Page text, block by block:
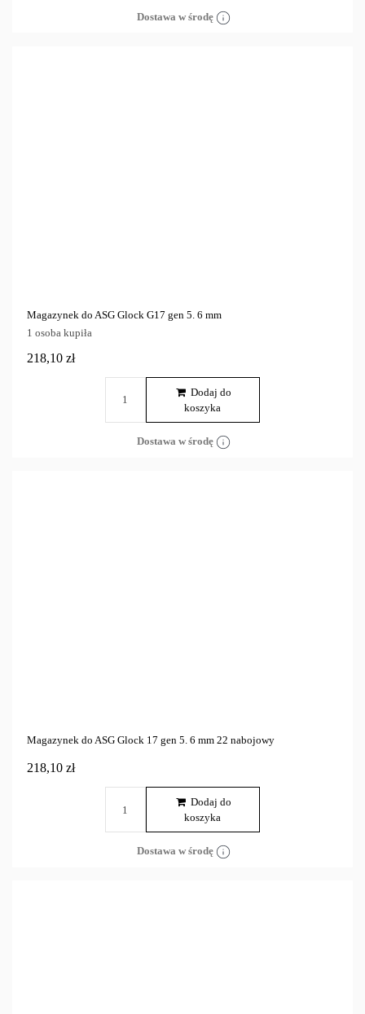
Dostawa w środę
Magazynek do ASG Glock G17 gen 5. 6 mm
1 osoba kupiła
218,10 zł
Dodaj do
koszyka
Dostawa w środę
Magazynek do ASG Glock 17 gen 5. 6 mm 22 nabojowy
218,10 zł
Dodaj do
koszyka
Dostawa w środę